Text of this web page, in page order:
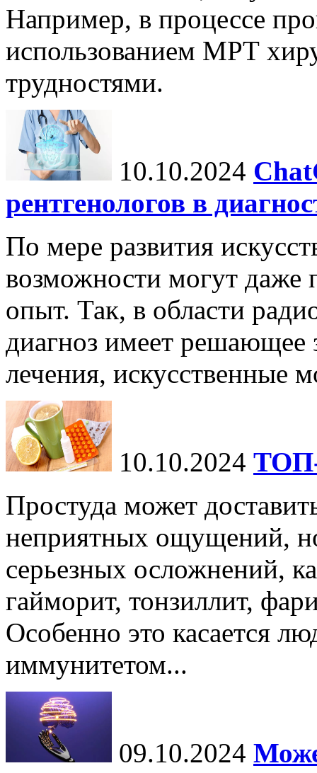
Например, в процессе
использованием МРТ
трудностями.
10.10.2024
рентгенологов в
По мере развития
возможности могут даже
опыт. Так, в области
диагноз имеет решающее
лечения, искусственные
10.10.2024 ТОП-
Простуда может
неприятных ощущений,
серьезных осложнений,
гайморит, тонзиллит,
Особенно это касается
иммунитетом...
09.10.2024